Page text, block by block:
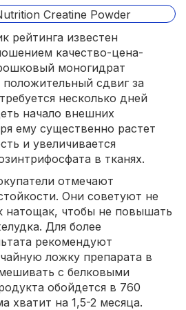
рейтинга известен
качество-цена-
моногидрат
положительный сдвиг за
несколько дней
начало внешних
ему существенно растет
и увеличивается
в тканях.
отмечают
Они советуют не
натощак, чтобы не повышать
Для более
рекомендуют
ложку препарата в
с белковыми
обойдется в 760
хватит на 1,5-2 месяца.